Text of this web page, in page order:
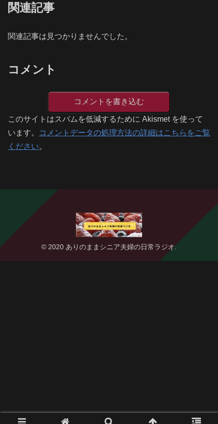
関連記事
関連記事は見つかりませんでした。
コメント
コメントを書き込む
このサイトはスパムを低減するために Akismet を使って
います。
コメントデータの処理方法の詳細はこちらをご覧
ください。
© 2020 ありのままシニア夫婦の日常ラジオ.